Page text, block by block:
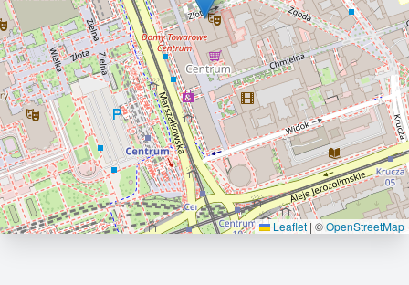
Leaflet | ©OpenStreetMap